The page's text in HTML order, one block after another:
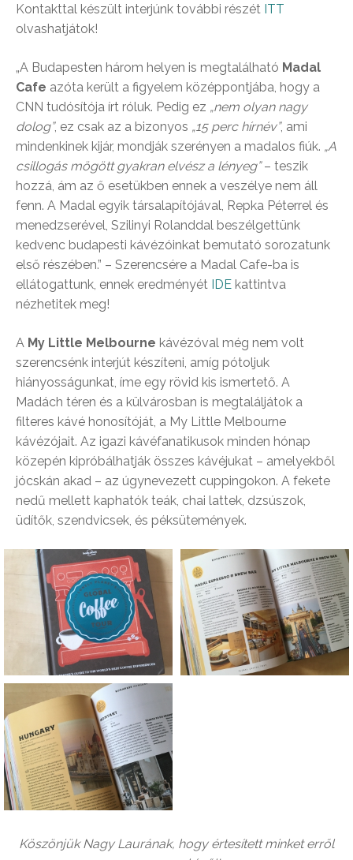
Kontakttal készült interjúnk további részét ITT
olvashatjátok!
„A Budapesten három helyen is megtalálható Madal
Cafe azóta került a figyelem középpontjába, hogy a
CNN tudósítója írt róluk. Pedig ez „nem olyan nagy
dolog”, ez csak az a bizonyos „15 perc hírnév”, ami
mindenkinek kijár, mondják szerényen a madalos fiúk. „A
csillogás mögött gyakran elvész a lényeg”– teszik
hozzá, ám az ő esetükben ennek a veszélye nem áll
fenn. A Madal egyik társalapítójával, Repka Péterrel és
menedzserével, Szilinyi Rolanddal beszélgettünk
kedvenc budapesti kávézóinkat bemutató sorozatunk
első részében.” – Szerencsére a Madal Cafe-ba is
ellátogattunk, ennek eredményét IDE kattintva
nézhetitek meg!
A My Little Melbourne kávézóval még nem volt
szerencsénk interjút készíteni, amíg pótoljuk
hiányosságunkat, íme egy rövid kis ismertető. A
Madách téren és a külvárosban is megtaláljátok a
filteres kávé honosítóját, a My Little Melbourne
kávézójait. Az igazi kávéfanatikusok minden hónap
közepén kipróbálhatják összes kávéjukat – amelyekből
jócskán akad – az úgynevezett cuppingokon. A fekete
nedű mellett kaphatók teák, chai lattek, dzsúszok,
üdítők, szendvicsek, és péksütemények.
Köszönjük Nagy Laurának, hogy értesített minket erről